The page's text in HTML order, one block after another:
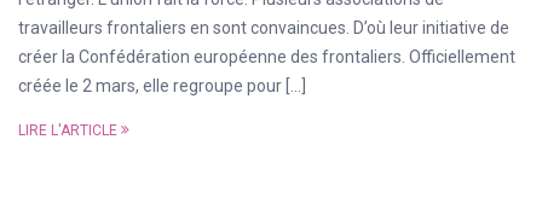
travailleurs frontaliers en sont convaincues. D’où leur initiative de
créer la Confédération européenne des frontaliers. Officiellement
créée le 2 mars, elle regroupe pour […]
LIRE L'ARTICLE